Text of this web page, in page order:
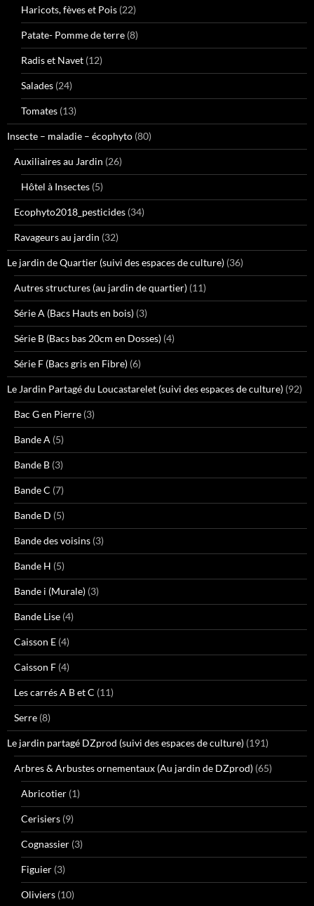
Haricots, fèves et Pois (22)
Patate- Pomme de terre (8)
Radis et Navet (12)
Salades (24)
Tomates (13)
Insecte – maladie – écophyto (80)
Auxiliaires au Jardin (26)
Hôtel à Insectes (5)
Ecophyto2018_pesticides (34)
Ravageurs au jardin (32)
Le jardin de Quartier (suivi des espaces de culture) (36)
Autres structures (au jardin de quartier) (11)
Série A (Bacs Hauts en bois) (3)
Série B (Bacs bas 20cm en Dosses) (4)
Série F (Bacs gris en Fibre) (6)
Le Jardin Partagé du Loucastarelet (suivi des espaces de culture) (92)
Bac G en Pierre (3)
Bande A (5)
Bande B (3)
Bande C (7)
Bande D (5)
Bande des voisins (3)
Bande H (5)
Bande i (Murale) (3)
Bande Lise (4)
Caisson E (4)
Caisson F (4)
Les carrés A B et C (11)
Serre (8)
Le jardin partagé DZprod (suivi des espaces de culture) (191)
Arbres & Arbustes ornementaux (Au jardin de DZprod) (65)
Abricotier (1)
Cerisiers (9)
Cognassier (3)
Figuier (3)
Oliviers (10)